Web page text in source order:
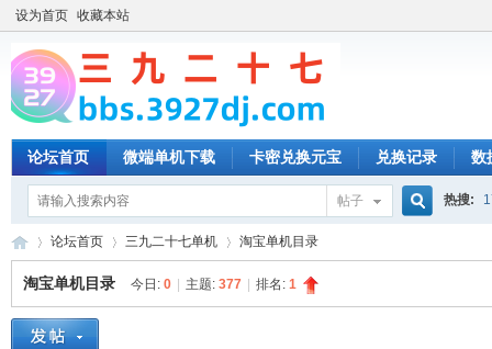
设为首页 收藏本站
论坛首页 微端单机下载 卡密兑换元宝 兑换记录 数
帖子 热搜:
»
论坛首页 三九二十七单机 淘宝单机目录
淘宝单机目录 今日: 0 主题: 377 排名: 1